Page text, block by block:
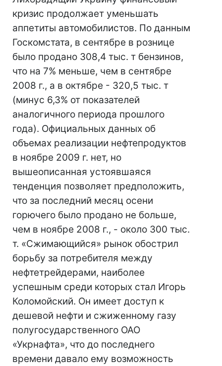
кризис продолжает уменьшать
аппетиты автомобилистов. По данным
Госкомстата, в сентябре в рознице
было продано 308,4 тыс. т бензинов,
что на 7% меньше, чем в сентябре
2008 г., а в октябре - 320,5 тыс. т
(минус 6,3% от показателей
аналогичного периода прошлого
года). Официальных данных об
объемах реализации нефтепродуктов
в ноябре 2009 г. нет, но
вышеописанная устоявшаяся
тенденция позволяет предположить,
что за последний месяц осени
горючего было продано не больше,
чем в ноябре 2008 г., - около 300 тыс.
т. «Сжимающийся» рынок обострил
борьбу за потребителя между
нефтетрейдерами, наиболее
успешным среди которых стал Игорь
Коломойский. Он имеет доступ к
дешевой нефти и сжиженному газу
полугосударственного ОАО
«Укрнафта», что до последнего
времени давало ему возможность